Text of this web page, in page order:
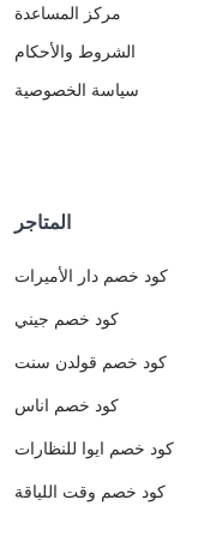
مركز المساعدة
الشروط والأحكام
سياسة الخصوصية
المتاجر
كود خصم دار الأميرات
كود خصم جيني
كود خصم قولدن سنت
كود خصم اناس
كود خصم ايوا للنظارات
كود خصم وقت اللياقة